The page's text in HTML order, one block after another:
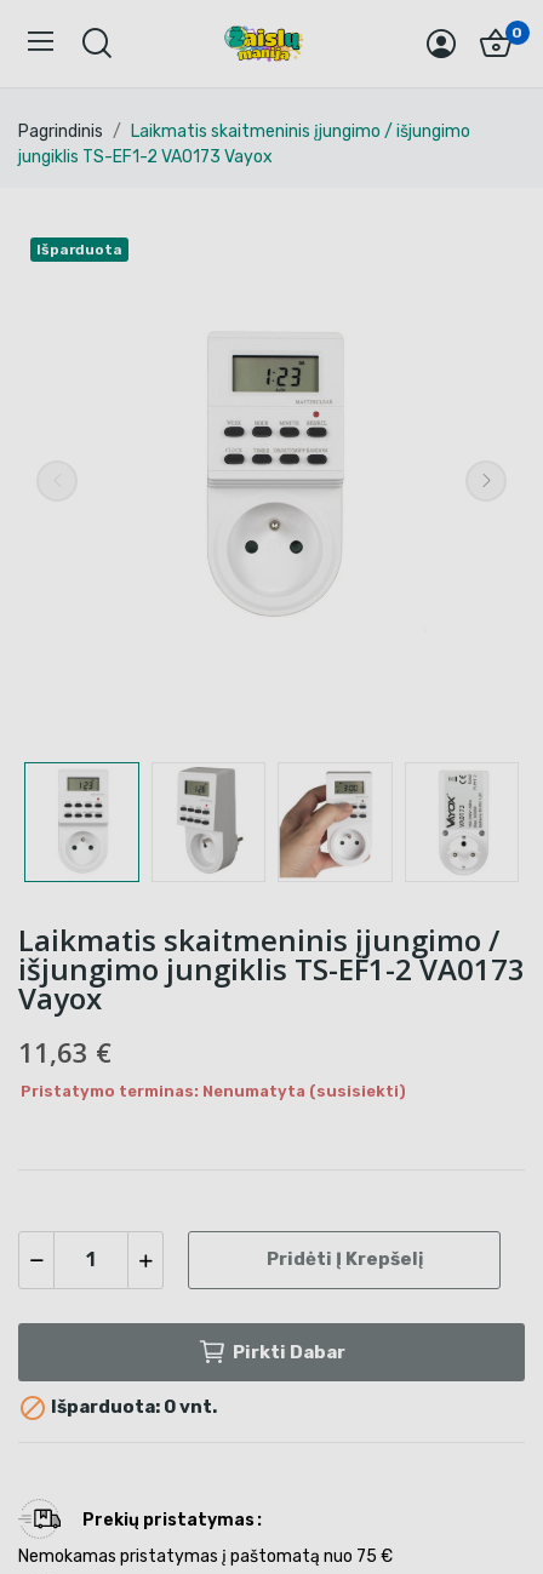
0
Pagrindinis
Laikmatis skaitmeninis įjungimo / išjungimo
jungiklis TS-EF1-2 VA0173 Vayox
Išparduota
Laikmatis skaitmeninis įjungimo /
išjungimo jungiklis TS-EF1-2 VA0173
Vayox
11,63 €
Pristatymo terminas: Nenumatyta (susisiekti)
Pridėti Į Krepšelį
Pirkti Dabar
 Išparduota: 0 vnt.
Prekių pristatymas
Nemokamas pristatymas į paštomatą nuo 75 €